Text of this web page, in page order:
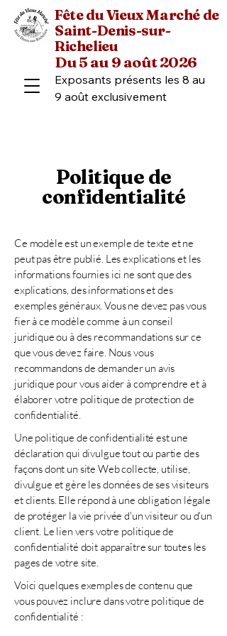
Fête du Vieux Marché de
Saint-Denis-sur-
Richelieu
Exposants présents les 8 au
9 août exclusivement
Du 5 au 9 août 2026
Politique de
confidentialité
Ce modèle est un exemple de texte et ne
peut pas être publié. Les explications et les
informations fournies ici ne sont que des
explications, des informations et des
exemples généraux. Vous ne devez pas vous
fier à ce modèle comme à un conseil
juridique ou à des recommandations sur ce
que vous devez faire. Nous vous
recommandons de demander un avis
juridique pour vous aider à comprendre et à
élaborer votre politique de protection de
confidentialité.
Une politique de confidentialité est une
déclaration qui divulgue tout ou partie des
façons dont un site Web collecte, utilise,
divulgue et gère les données de ses visiteurs
et clients. Elle répond à une obligation légale
de protéger la vie privée d'un visiteur ou d'un
client. Le lien vers votre politique de
confidentialité doit apparaître sur toutes les
pages de votre site.
Voici quelques exemples de contenu que
vous pouvez inclure dans votre politique de
confidentialité :